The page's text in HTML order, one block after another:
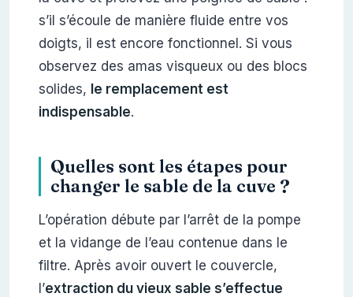
s’il s’écoule de manière fluide entre vos
doigts, il est encore fonctionnel. Si vous
observez des amas visqueux ou des blocs
solides, le remplacement est
indispensable.
Quelles sont les étapes pour
changer le sable de la cuve ?
L’opération débute par l’arrêt de la pompe
et la vidange de l’eau contenue dans le
filtre. Après avoir ouvert le couvercle,
l’extraction du vieux sable s’effectue